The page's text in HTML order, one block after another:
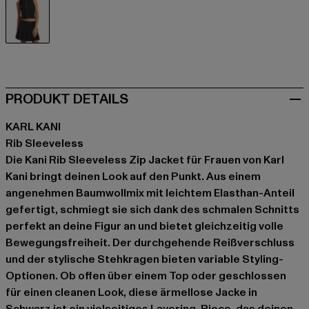
PRODUKT DETAILS
KARL KANI
Rib Sleeveless
Die Kani Rib Sleeveless Zip Jacket für Frauen von Karl
Kani bringt deinen Look auf den Punkt. Aus einem
angenehmen Baumwollmix mit leichtem Elasthan-Anteil
gefertigt, schmiegt sie sich dank des schmalen Schnitts
perfekt an deine Figur an und bietet gleichzeitig volle
Bewegungsfreiheit. Der durchgehende Reißverschluss
und der stylische Stehkragen bieten variable Styling-
Optionen. Ob offen über einem Top oder geschlossen
für einen cleanen Look, diese ärmellose Jacke in